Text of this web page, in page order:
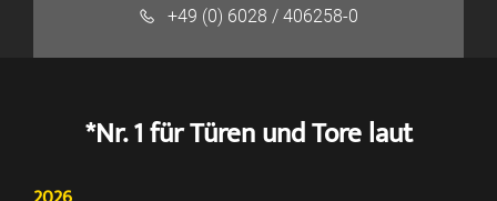
+49 (0) 6028 / 406258-0
*Nr. 1 für Türen und Tore laut